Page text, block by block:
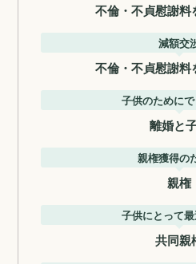
不倫・不貞慰謝料
減額交
不倫・不貞慰謝料
子供のために
離婚と
親権獲得の
親権
子供にとって
共同親